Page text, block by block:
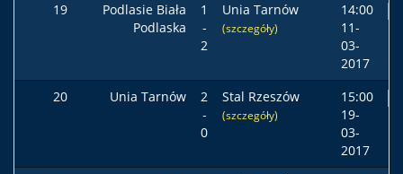
19
Podlasie Biała
Podlaska
1
-
2
Unia Tarnów
(szczegóły)
14:00
11-
03-
2017
20 Unia Tarnów
2
-
0
Stal Rzeszów
(szczegóły)
15:00
19-
03-
2017